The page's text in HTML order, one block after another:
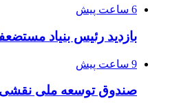
6 ساعت پیش
بازدید رئیس بنیاد
9 ساعت پیش
صندوق توسعه ملی نقشی